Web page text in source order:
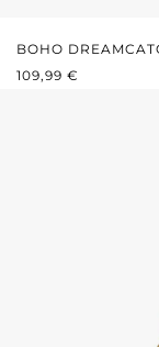
BOHO
REGULÄRER
109,99 €